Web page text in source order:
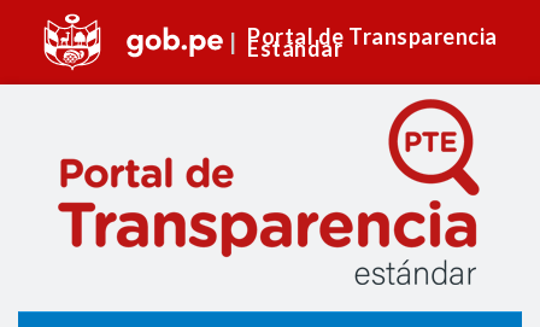
Portal de Transparencia
Estándar